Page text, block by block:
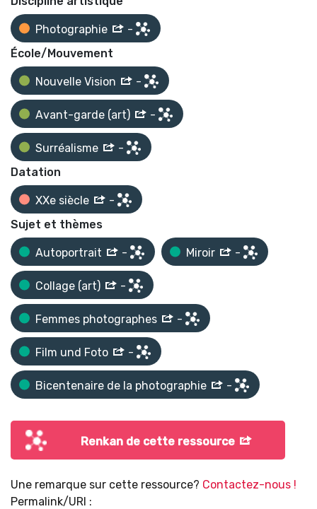
Photographie
-
École/Mouvement
Nouvelle Vision -
Avant-garde (art) -
Surréalisme
-
Datation
XXe siècle
-
Sujet et thèmes
Autoportrait - Miroir -
Collage (art) -
Femmes photographes -
Film und Foto -
Bicentenaire de la photographie -
Renkan de cette ressource
Une remarque sur cette ressource? Contactez-nous !
Permalink/URI :